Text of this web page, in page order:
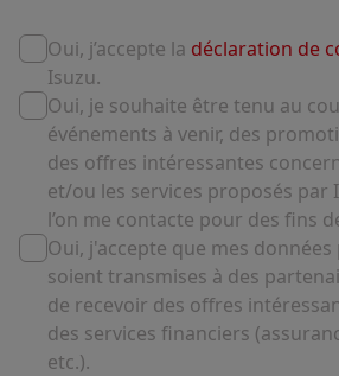
Oui, j’accepte la déclaration de
Isuzu.
Oui, je souhaite être tenu au
événements à venir, des
des offres intéressantes
et/ou les services proposés par
l’on me contacte pour des fins
Oui, j'accepte que mes
soient transmises à des
de recevoir des offres
des services financiers
etc.).